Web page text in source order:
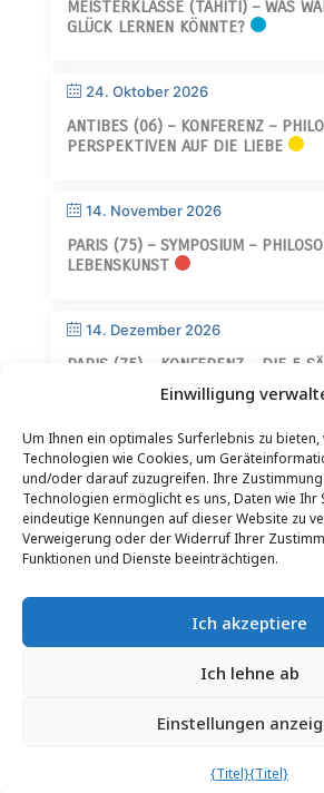
Einwilligung
Um Ihnen ein optimales Surferlebnis zu
Technologien wie Cookies, um
und/oder darauf zuzugreifen. Ihre
Technologien ermöglicht es uns, Daten wie Ihr
eindeutige Kennungen auf dieser Website zu
Verweigerung oder der Widerruf Ihrer
Funktionen und Dienste beeinträchtigen.
Ich akzeptiere
Ich lehne ab
Einstellungen
{Titel}{Titel}
MEISTERKLASSE (TAHITI) – WAS
GLÜCK LERNEN KÖNNTE?
24. Oktober 2026
ANTIBES (06) – KONFERENZ –
PERSPEKTIVEN AUF DIE LIEBE
14. November 2026
PARIS (75) – SYMPOSIUM –
LEBENSKUNST
14. Dezember 2026
PARIS (75) – KONFERENZ – DIE 5
KONTAKT–RECHTLICHE HINWEISE
© 2025 – FRÉDÉRIC LENOIR – ALLE